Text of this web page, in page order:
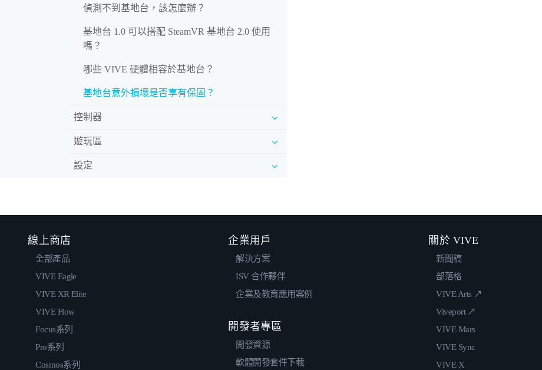
偵測不到基地台，該怎麼辦？
基地台 1.0 可以搭配 SteamVR 基地台 2.0 使用
嗎？
哪些 VIVE 硬體相容於基地台？
基地台意外損壞是否享有保固？
控制器
遊玩區
設定
線上商店
全部產品
VIVE Eagle
VIVE XR Elite
VIVE Flow
Focus系列
Pro系列
Cosmos系列
企業用戶
解決方案
ISV 合作夥伴
企業及教育應用案例
開發者專區
開發資源
軟體開發套件下載
關於 VIVE
新聞稿
部落格
VIVE Arts ↗
Viveport ↗
VIVE Mars
VIVE Sync
VIVE X